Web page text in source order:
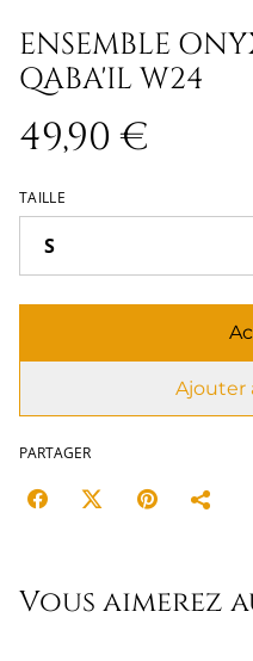
ENSEMBLE
QABA'IL W24
49,90 €
TAILLE
Ajouter
PARTAGER
Vous aimerez